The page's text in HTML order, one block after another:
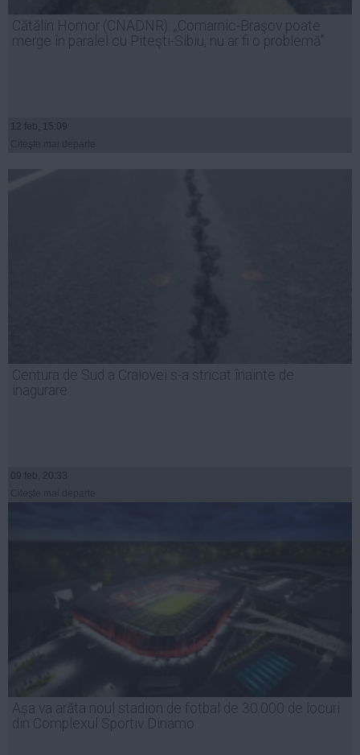
Cătălin Homor (CNADNR): „Comarnic-Braşov poate
merge în paralel cu Piteşti-Sibiu, nu ar fi o problemă”
12 feb, 15:09
Centura de Sud a Craiovei s-a stricat înainte de
inagurare
09 feb, 20:33
Așa va arăta noul stadion de fotbal de 30.000 de locuri
din Complexul Sportiv Dinamo